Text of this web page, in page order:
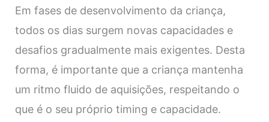
Em fases de desenvolvimento da criança,
todos os dias surgem novas capacidades e
desafios gradualmente mais exigentes. Desta
forma, é importante que a criança mantenha
um ritmo fluido de aquisições, respeitando o
que é o seu próprio timing e capacidade.